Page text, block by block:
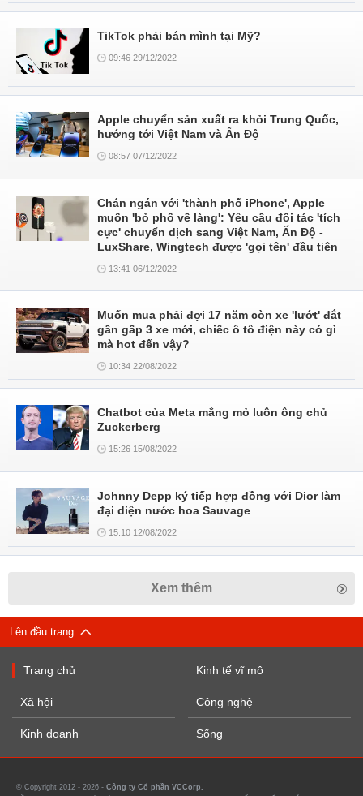
TikTok phải bán mình tại Mỹ?
09:46 29/12/2022
Apple chuyển sản xuất ra khỏi Trung Quốc,
hướng tới Việt Nam và Ấn Độ
08:57 07/12/2022
Chán ngán với 'thành phố iPhone', Apple
muốn 'bỏ phố về làng': Yêu cầu đối tác 'tích
cực' chuyển dịch sang Việt Nam, Ấn Độ -
LuxShare, Wingtech được 'gọi tên' đầu tiên
13:41 06/12/2022
Muốn mua phải đợi 17 năm còn xe 'lướt' đắt
gần gấp 3 xe mới, chiếc ô tô điện này có gì
mà hot đến vậy?
10:34 22/08/2022
Chatbot của Meta mắng mỏ luôn ông chủ
Zuckerberg
15:26 15/08/2022
Johnny Depp ký tiếp hợp đồng với Dior làm
đại diện nước hoa Sauvage
15:10 12/08/2022
Xem thêm
Lên đầu trang
Trang chủ
Xã hội
Kinh doanh
Kinh tế vĩ mô
Công nghệ
Sống
© Copyright 2012 - 2026 - Công ty Cổ phần VCCorp.